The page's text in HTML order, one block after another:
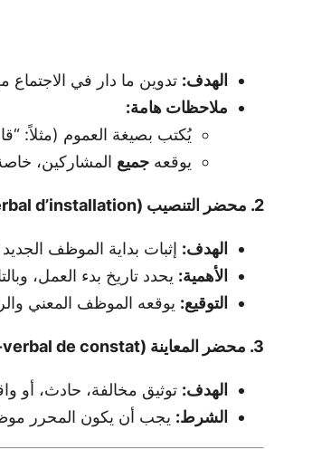
الهدف: تدوين ما دار في الاجتماع
ملاحظات هامة:
يُكتب بصيغة العموم (مثلاً:
يوقعه جميع المشاركين،
2. محضر التنصيب (Procès-verbal d’installation):
الهدف: إثبات بداية الموظف
الأهمية: يحدد تاريخ بدء العمل،
التوقيع: يوقعه الموظف المعني
3. محضر المعاينة (Procès-verbal de constat):
الهدف: توثيق مخالفة، حادث، أو
الشرط: يجب أن يكون المحرر